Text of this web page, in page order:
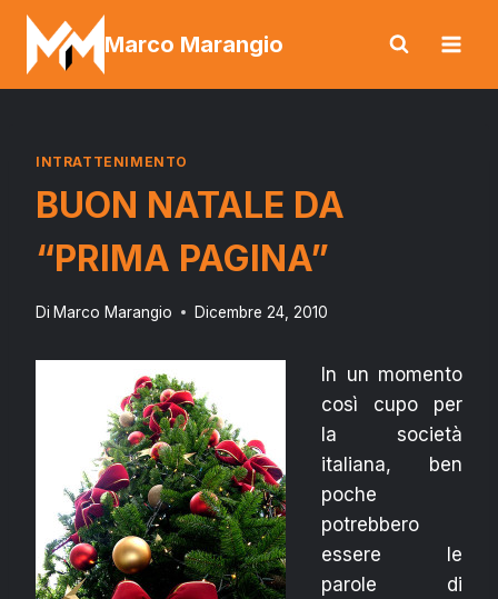
Salta
contenuto
Marco Marangio
INTRATTENIMENTO
BUON NATALE DA
“PRIMA PAGINA”
Di Marco Marangio Dicembre 24, 2010
In un momento
così cupo per
la società
italiana, ben
poche
potrebbero
essere le
parole di